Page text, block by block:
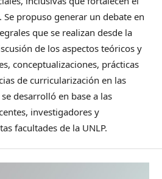
propuso generar un debate en
que se realizan desde la
de los aspectos teóricos y
conceptualizaciones, prácticas
de curricularización en las
desarrolló en base a las
investigadores y
facultades de la UNLP.